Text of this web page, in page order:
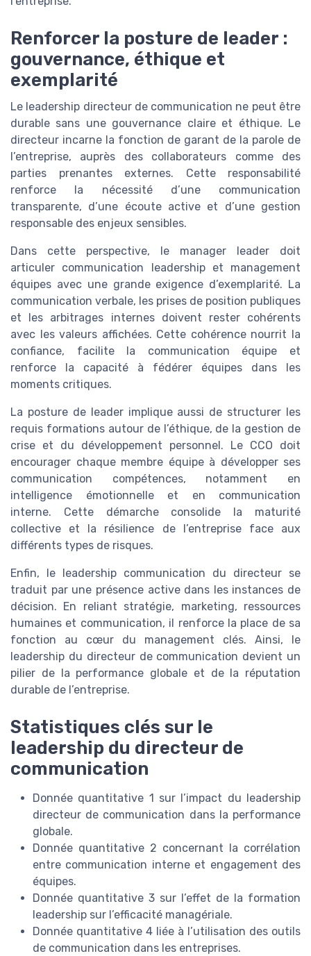
Renforcer la posture de leader :
gouvernance, éthique et
exemplarité
Le leadership directeur de communication ne peut être
durable sans une gouvernance claire et éthique. Le
directeur incarne la fonction de garant de la parole de
l’entreprise, auprès des collaborateurs comme des
parties prenantes externes. Cette responsabilité
renforce la nécessité d’une communication
transparente, d’une écoute active et d’une gestion
responsable des enjeux sensibles.
Dans cette perspective, le manager leader doit
articuler communication leadership et management
équipes avec une grande exigence d’exemplarité. La
communication verbale, les prises de position publiques
et les arbitrages internes doivent rester cohérents
avec les valeurs affichées. Cette cohérence nourrit la
confiance, facilite la communication équipe et
renforce la capacité à fédérer équipes dans les
moments critiques.
La posture de leader implique aussi de structurer les
requis formations autour de l’éthique, de la gestion de
crise et du développement personnel. Le CCO doit
encourager chaque membre équipe à développer ses
communication compétences, notamment en
intelligence émotionnelle et en communication
interne. Cette démarche consolide la maturité
collective et la résilience de l’entreprise face aux
différents types de risques.
Enfin, le leadership communication du directeur se
traduit par une présence active dans les instances de
décision. En reliant stratégie, marketing, ressources
humaines et communication, il renforce la place de sa
fonction au cœur du management clés. Ainsi, le
leadership du directeur de communication devient un
pilier de la performance globale et de la réputation
durable de l’entreprise.
Statistiques clés sur le
leadership du directeur de
communication
Donnée quantitative 1 sur l’impact du leadership
directeur de communication dans la performance
globale.
Donnée quantitative 2 concernant la corrélation
entre communication interne et engagement des
équipes.
Donnée quantitative 3 sur l’effet de la formation
leadership sur l’efficacité managériale.
Donnée quantitative 4 liée à l’utilisation des outils
de communication dans les entreprises.